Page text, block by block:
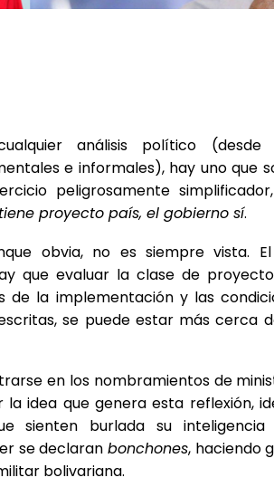
análisis político (desde
e informales), hay uno que
peligrosamente
proyecto país, el gobierno sí.
obvia, no es siempre vista.
que evaluar la clase de
la implementación y las
se puede estar más cerca
en los nombramientos de
idea que genera esta reflexión,
sienten burlada su
se declaran bonchones, haciendo
bolivariana.